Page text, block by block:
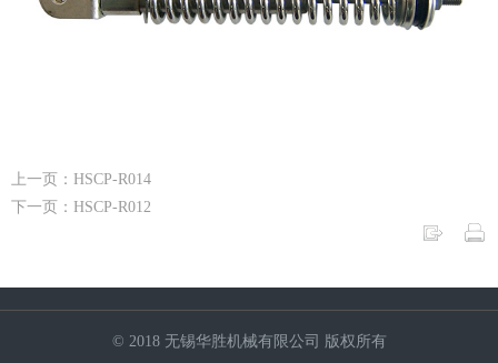
上一页：HSCP-R014
下一页：HSCP-R012
© 2018 无锡华胜机械有限公司 版权所有